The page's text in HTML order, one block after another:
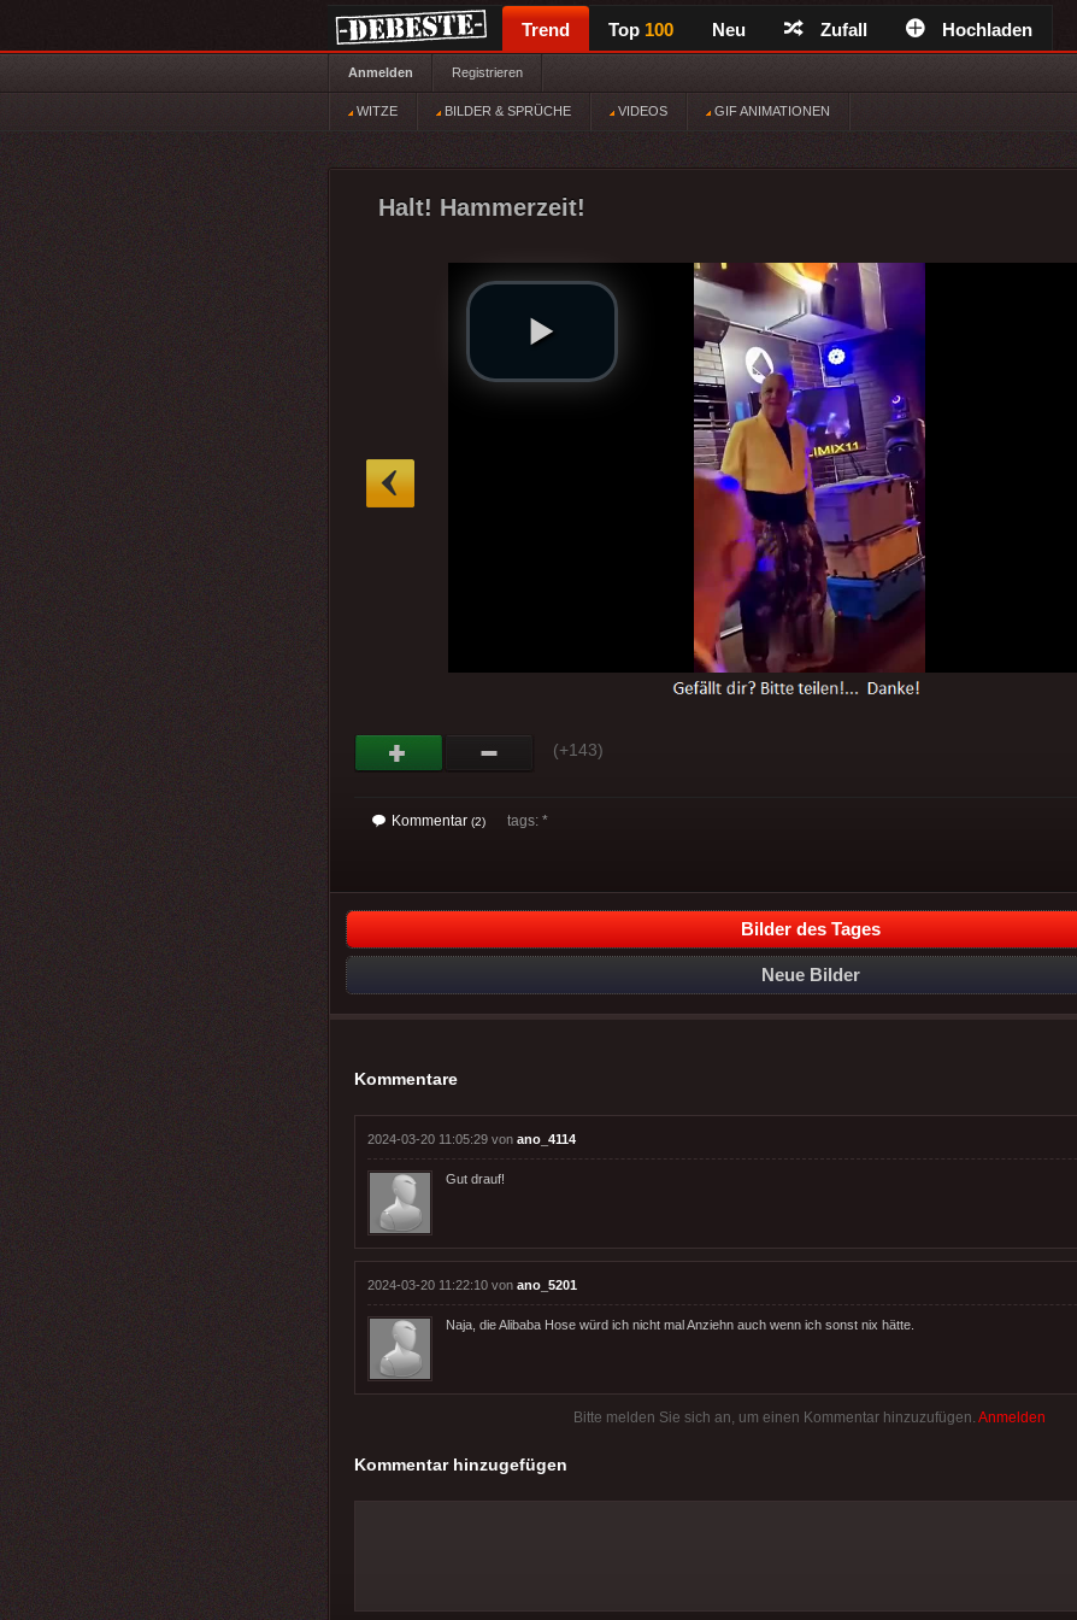
Trend Top 100 Neu Zufall Hochladen
Anmelden Registrieren
WITZE BILDER & SPRÜCHE VIDEOS GIF ANIMATIONEN
Halt! Hammerzeit!
(+143)
Kommentar (2) tags: *
Bilder des Tages
Neue Bilder
Kommentare
2024-03-20 11:05:29 von ano_4114
Gut drauf!
2024-03-20 11:22:10 von ano_5201
Naja, die Alibaba Hose würd ich nicht mal Anziehn auch wenn ich sonst nix hätte.
Bitte melden Sie sich an, um einen Kommentar hinzuzufügen. Anmelden
Kommentar hinzugefügen